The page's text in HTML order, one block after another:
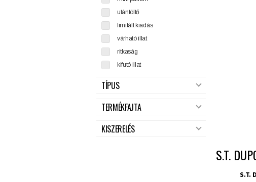
utántöltő
limitált kiadás
várható illat
ritkaság
kifutó illat
TÍPUS
TERMÉKFAJTA
KISZERELÉS
S.T.
S.T.